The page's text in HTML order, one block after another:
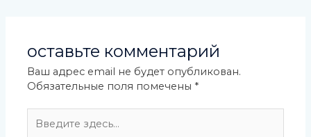
оставьте комментарий
Ваш адрес email не будет опубликован.
Обязательные поля помечены *
здесь...